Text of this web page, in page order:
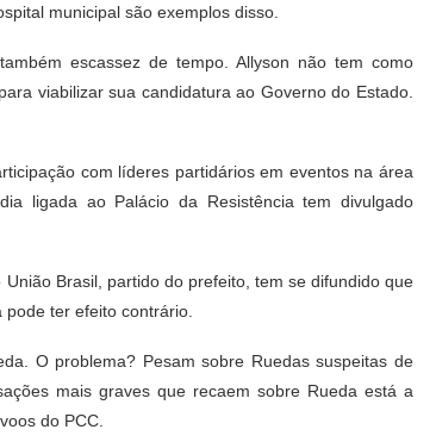
municipal são exemplos disso.
escassez de tempo. Allyson não tem como
viabilizar sua candidatura ao Governo do Estado.
com líderes partidários em eventos na área
ligada ao Palácio da Resistência tem divulgado
Brasil, partido do prefeito, tem se difundido que
ter efeito contrário.
O problema? Pesam sobre Ruedas suspeitas de
mais graves que recaem sobre Rueda está a
do PCC.